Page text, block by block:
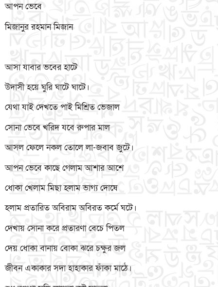
আপন ভেবে
মিজানুর রহমান মিজান
আসা যাবার ভবের হাটে
উদাসী হয়ে ঘুরি ঘাটে ঘাটে।
যেথা যাই দেখতে পাই মিশ্রিত ভেজাল
সোনা ভেবে খরিদ যবে রুপার মাল
আসল ফেলে নকল তোলে লা-জবাব জুটে।
আপন ভেবে কাছে গেলাম আশার আশে
ধোকা খেলাম মিছা হলাম ভাগ্য দোষে
হলাম প্রতারিত অবিরাম অবিরত কর্মে ঘটে।
দেখায় সোনা করে প্রতারণা বেচে পিতল
দেয় ধোকা বানায় বোকা ঝরে চক্ষুর জল
জীবন একাকার সদা হাহাকার ফাঁকা মাঠে।